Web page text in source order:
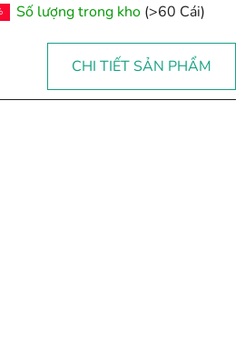
Số lượng trong kho (>60 Cái)
CHI TIẾT SẢN PHẨM